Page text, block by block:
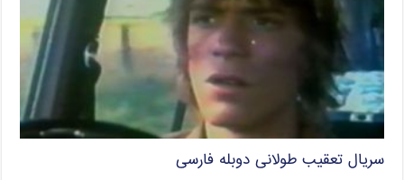
سریال تعقیب طولانی دوبله فارسی